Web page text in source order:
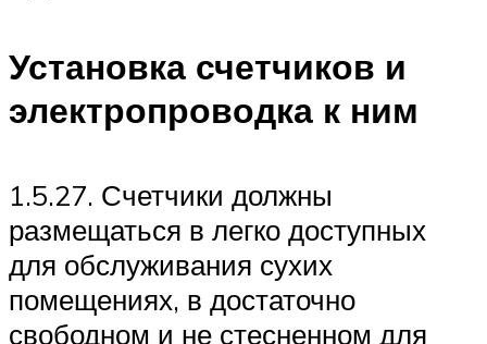
Установка счетчиков и
электропроводка к ним
1.5.27. Счетчики должны
размещаться в легко доступных
для обслуживания сухих
помещениях, в достаточно
свободном и не стесненном для